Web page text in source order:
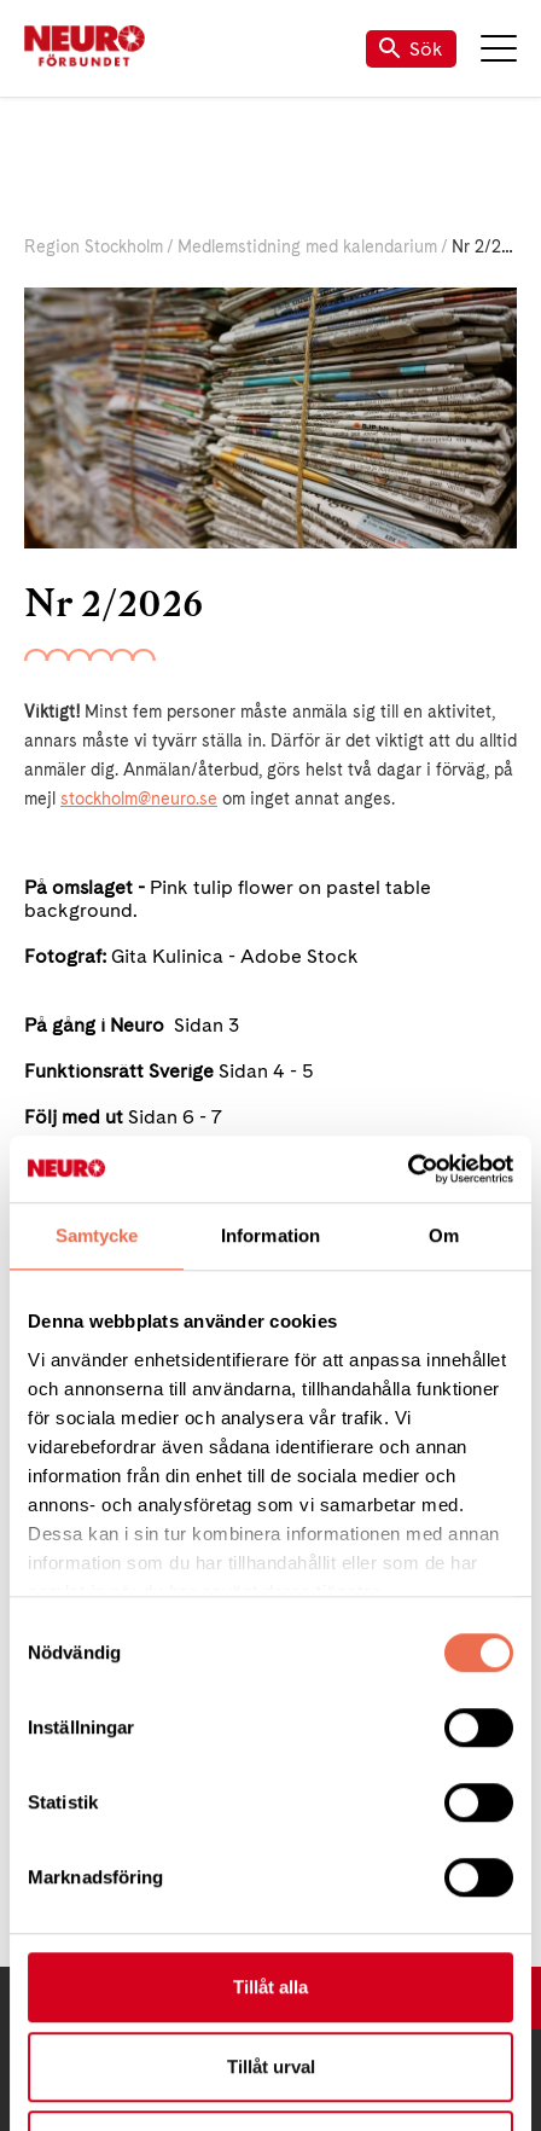
Samtycke Information Om
Denna webbplats använder cookies
Vi använder enhetsidentifierare för att anpassa innehållet
och annonserna till användarna, tillhandahålla funktioner
för sociala medier och analysera vår trafik. Vi
vidarebefordrar även sådana identifierare och annan
information från din enhet till de sociala medier och
annons- och analysföretag som vi samarbetar med.
Dessa kan i sin tur kombinera informationen med annan
information som du har tillhandahållit eller som de har
samlat in när du har använt deras tjänster.
Nödvändig
Inställningar
Statistik
Marknadsföring
Tillåt alla
Tillåt urval
Sök
Region Stockholm Medlemstidning med kalendarium Nr 2/2026
Nr 2/2026
Viktigt! Minst fem personer måste anmäla sig till en aktivitet,
annars måste vi tyvärr ställa in. Därför är det viktigt att du alltid
anmäler dig. Anmälan/återbud, görs helst två dagar i förväg, på
mejl stockholm@neuro.se om inget annat anges.
På omslaget - Pink tulip flower on pastel table
background.
Fotograf: Gita Kulinica - Adobe Stock
På gång i Neuro Sidan 3
Funktionsrätt Sverige Sidan 4 - 5
Följ med ut Sidan 6 - 7
Aktiviteter
KalendariumSidan 17 - 19
Hitta rätt som ny medlemSidan 22
Alltid öppetSidan 23
Jag ropar på våren Sidan 23
Bosse Råd Stöd och KunskapscenterSidan 24
Lokalföreningar Sidan 24
Medlemstidning_Nr2_2026
Tipsa